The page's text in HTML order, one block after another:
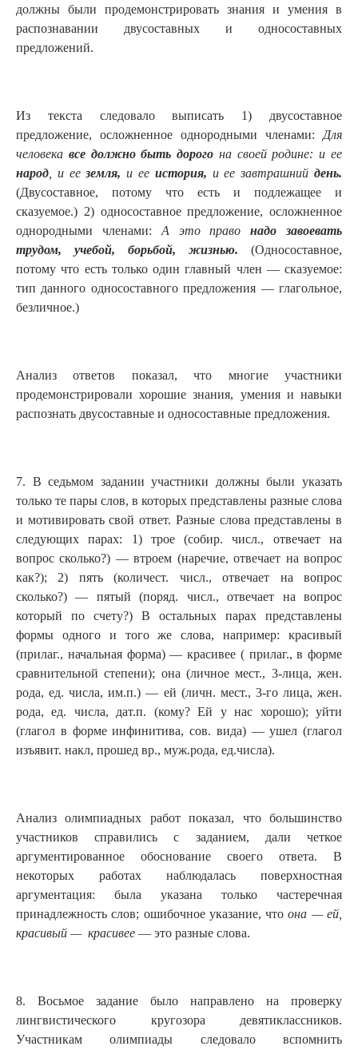
должны были продемонстрировать знания и умения в
распознавании двусоставных и односоставных
предложений.
Из текста следовало выписать 1) двусоставное
предложение, осложненное однородными членами: Для
человека все должно быть дорого на своей родине: и ее
народ , и ееземля, и ее история, и ее завтрашнийдень.
(Двусоставное, потому что есть и подлежащее и
сказуемое.) 2) односоставное предложение, осложненное
однородными членами: А это правонадо завоевать
трудом, учебой, борьбой, жизнью. (Односоставное,
потому что есть только один главный член — сказуемое:
тип данного односоставного предложения — глагольное,
безличное.)
Анализ ответов показал, что многие участники
продемонстрировали хорошие знания, умения и навыки
распознать двусоставные и односоставные предложения.
7. В седьмом задании участники должны были указать
только те пары слов, в которых представлены разные слова
и мотивировать свой ответ. Разные слова представлены в
следующих парах: 1) трое (собир. числ., отвечает на
вопрос сколько?) — втроем (наречие, отвечает на вопрос
как?); 2) пять (количест. числ., отвечает на вопрос
сколько?) — пятый (поряд. числ., отвечает на вопрос
который по счету?) В остальных парах представлены
формы одного и того же слова, например: красивый
(прилаг., начальная форма) — красивее ( прилаг., в форме
сравнительной степени); она (личное мест., 3-лица, жен.
рода, ед. числа, им.п.) — ей (личн. мест., 3-го лица, жен.
рода, ед. числа, дат.п. (кому? Ей у нас хорошо); уйти
(глагол в форме инфинитива, сов. вида) — ушел (глагол
изъявит. накл, прошед вр., муж.рода, ед.числа).
Анализ олимпиадных работ показал, что большинство
участников справились с заданием, дали четкое
аргументированное обоснование своего ответа. В
некоторых работах наблюдалась поверхностная
аргументация: была указана только частеречная
принадлежность слов; ошибочное указание, чтоона — ей,
красивый — красивее — это разные слова.
8. Восьмое задание было направлено на проверку
лингвистического кругозора девятиклассников.
Участникам олимпиады следовало вспомнить